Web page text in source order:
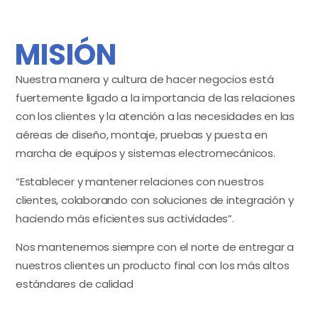
MISIÓN
Nuestra manera y cultura de hacer negocios está
fuertemente ligado a la importancia de las relaciones
con los clientes y la atención a las necesidades en las
aéreas de diseño, montaje, pruebas y puesta en
marcha de equipos y sistemas electromecánicos.
“Establecer y mantener relaciones con nuestros
clientes, colaborando con soluciones de integración y
haciendo más eficientes sus actividades”.
Nos mantenemos siempre con el norte de entregar a
nuestros clientes un producto final con los más altos
estándares de calidad